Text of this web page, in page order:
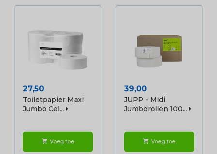
Prijs
27,50
Toiletpapier Maxi
Jumbo Cel...
shopping_cart Voeg toe
Prijs
39,00
JUPP - Midi
Jumborollen 100...
shopping_cart Voeg toe